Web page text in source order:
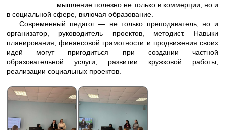
мышление полезно не только в коммерции, но и
в социальной сфере, включая образование.
Современный педагог — не только преподаватель, но и
организатор, руководитель проектов, методист. Навыки
планирования, финансовой грамотности и продвижения своих
идей могут пригодиться при создании частной
образовательной услуги, развитии кружковой работы,
реализации социальных проектов.